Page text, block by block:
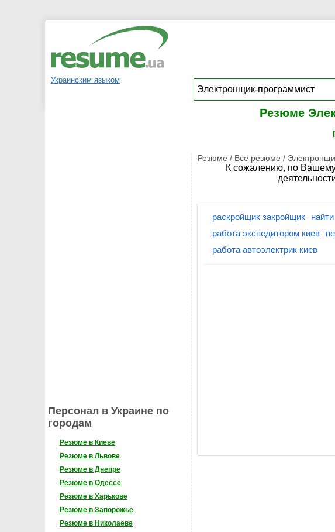
Украинским языком
Резюме
Персонал в Украине по
городам
Резюме в Киеве
Резюме в Львове
Резюме в Днепре
Резюме в Одессе
Резюме в Харькове
Резюме в Запорожье
Резюме в Николаеве
Резюме / Все резюме /
К сожалению, по
раскройщик закройщик
работа экспедитором киев
работа автоэлектрик киев